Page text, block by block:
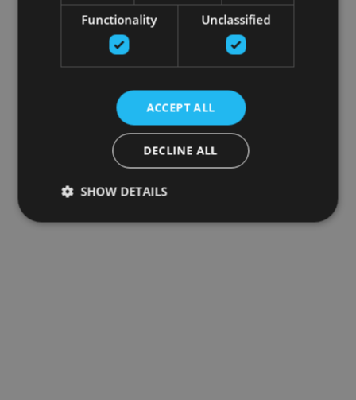
Functionality Unclassified
ACCEPT ALL
DECLINE ALL
SHOW DETAILS